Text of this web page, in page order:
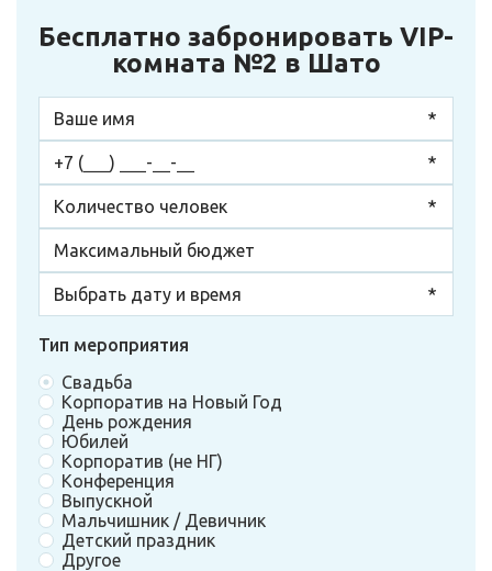
Бесплатно забронировать VIP-
комната №2 в Шато
Тип мероприятия
Свадьба
Корпоратив на Новый Год
День рождения
Юбилей
Корпоратив (не НГ)
Конференция
Выпускной
Мальчишник / Девичник
Детский праздник
Другое